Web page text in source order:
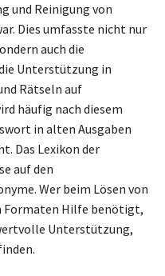
und Reinigung von
Dies umfasste nicht nur
auch die
Unterstützung in
Rätseln auf
häufig nach diesem
in alten Ausgaben
Das Lexikon der
auf den
Wer beim Lösen von
Formaten Hilfe benötigt,
Unterstützung,